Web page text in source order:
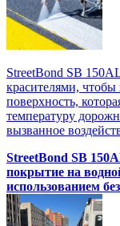
StreetBond SB
красителями,
поверхность,
температуру
вызванное
StreetBond SB
покрытие на
использованием